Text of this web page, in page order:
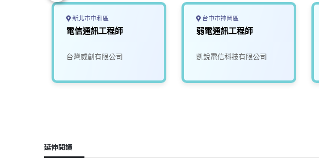
新北市中和區
電信通訊工程師
台灣威創有限公司
台中市神岡區
弱電通訊工程師
凱銳電信科技有限公司
延伸閱讀